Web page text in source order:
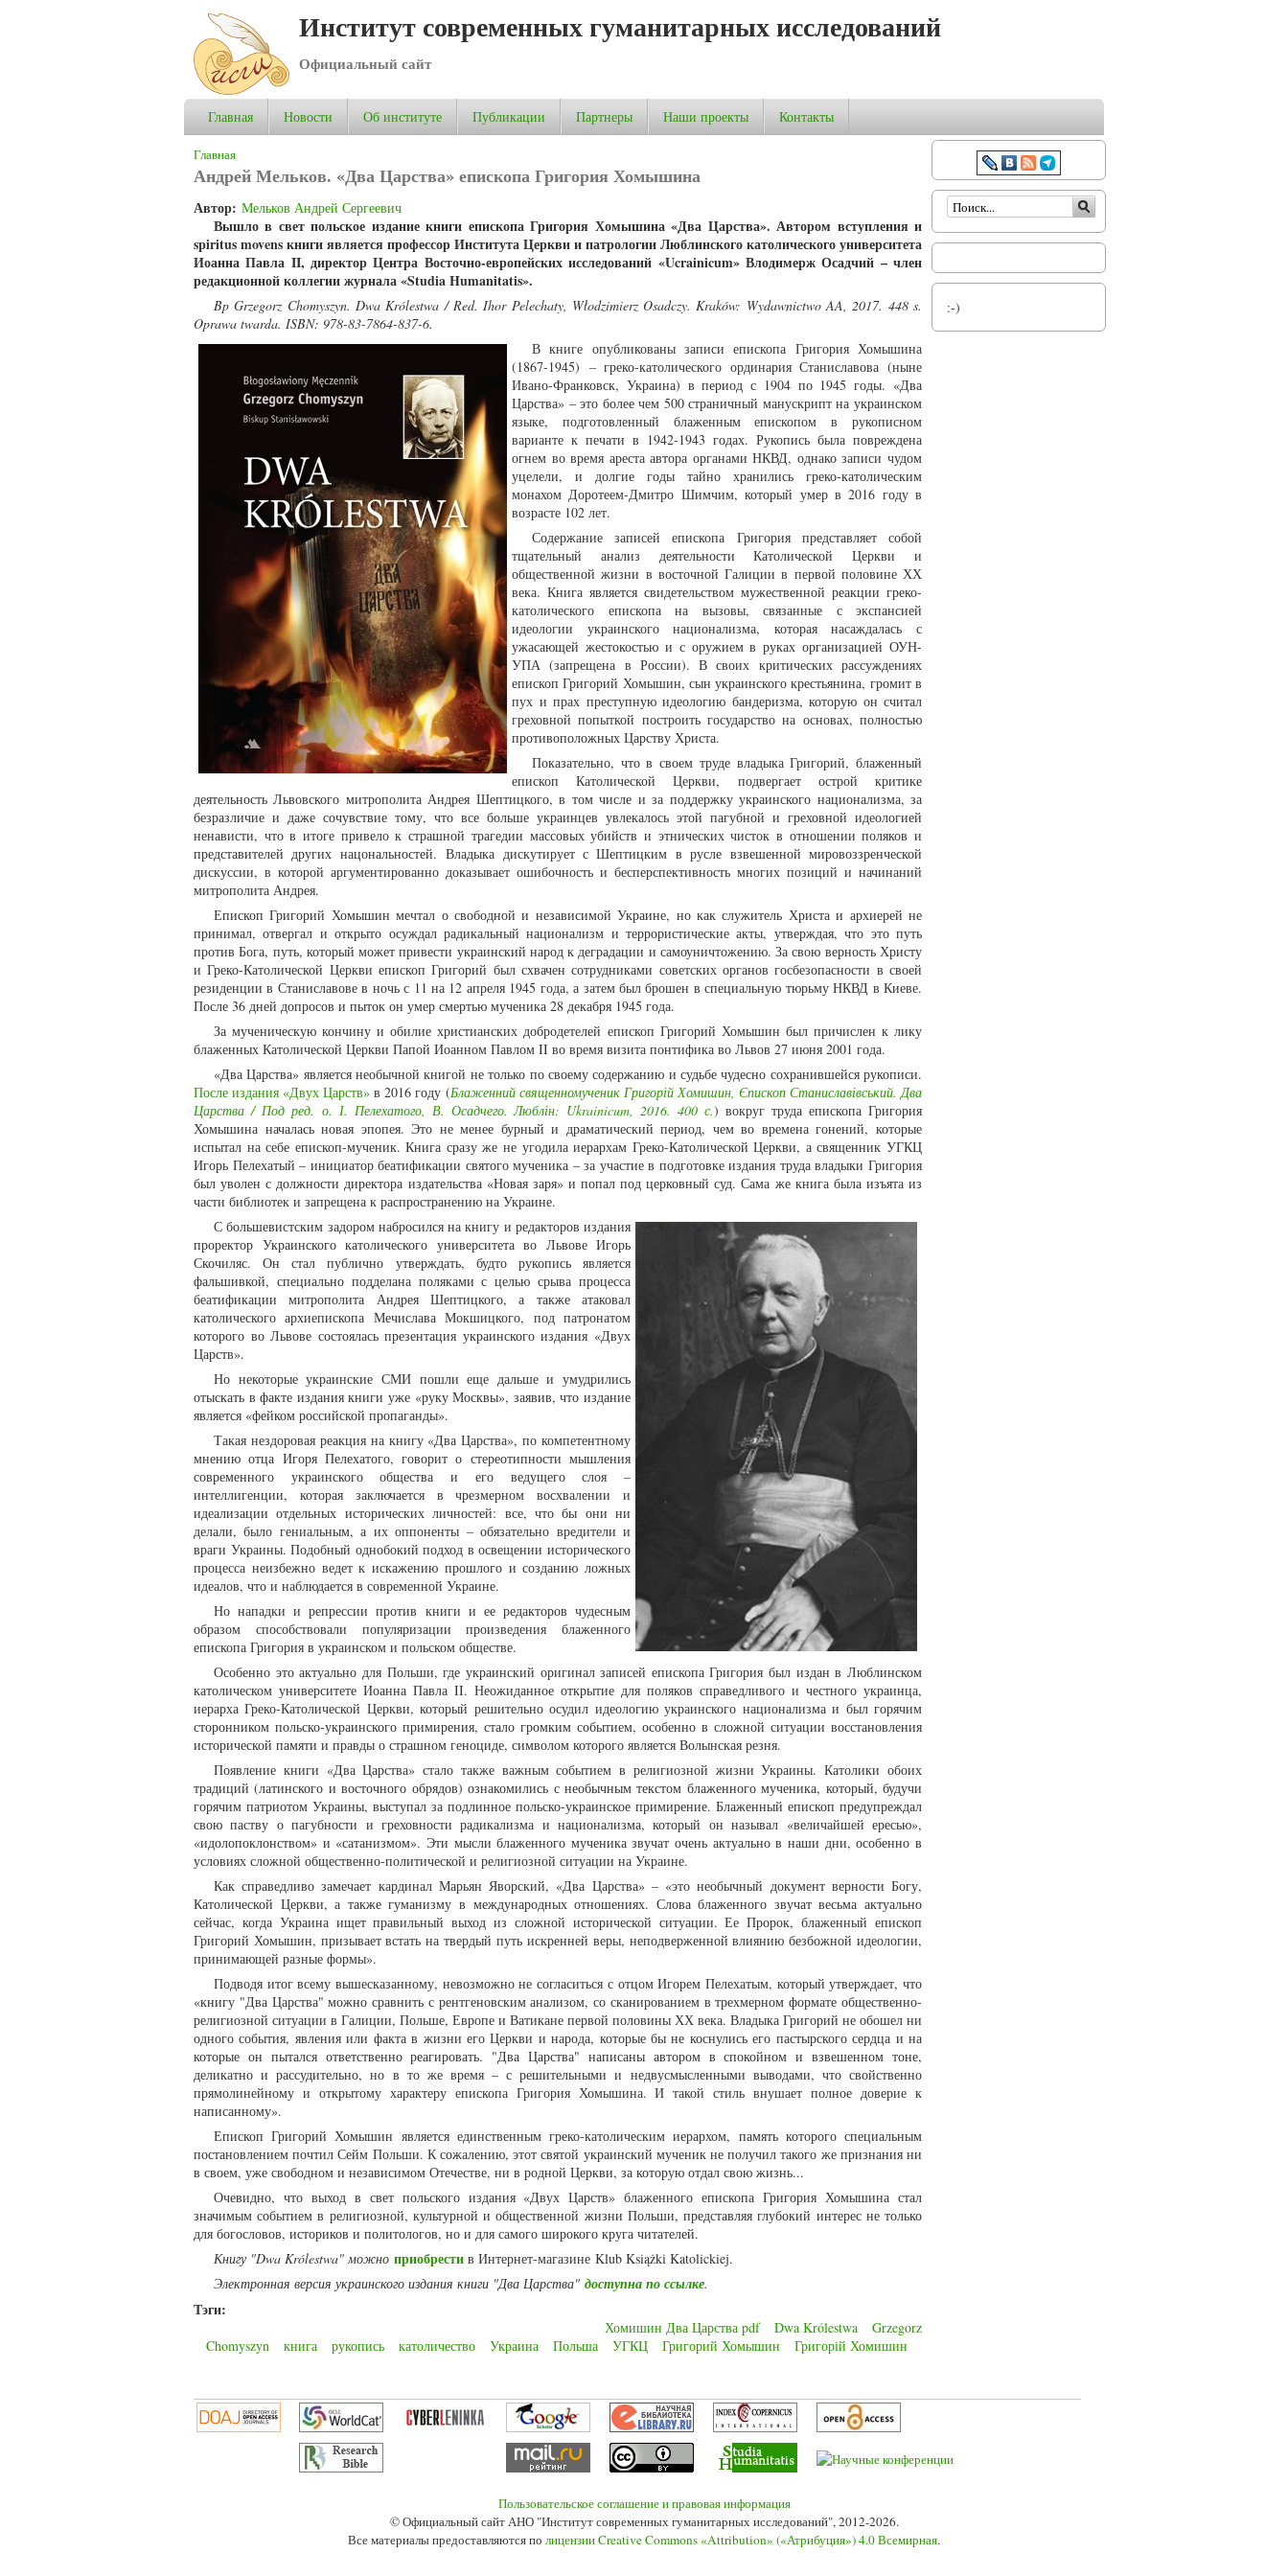
Институт современных гуманитарных исследований
Официальный сайт
Главная Новости Об институте Публикации Партнеры Наши проекты Контакты
Вы здесь
Главная
Андрей Мельков. «Два Царства» епископа Григория Хомышина
Автор: Мельков Андрей Сергеевич
Вышло в свет польское издание книги епископа Григория Хомышина «Два Царства». Автором вступления и
spiritus movens книги является профессор Института Церкви и патрологии Люблинского католического университета
Иоанна Павла II, директор Центра Восточно-европейских исследований «Ucrainicum» Влодимерж Осадчий – член
редакционной коллегии журнала «Studia Humanitatis».
Bp Grzegorz Chomyszyn. Dwa Królestwa / Red. Ihor Pelechaty, Włodzimierz Osadczy. Kraków: Wydawnictwo AA, 2017. 448 s.
Oprawa twarda. ISBN: 978-83-7864-837-6.
В книге опубликованы записи епископа Григория Хомышина
(1867-1945) – греко-католического ординария Станиславова (ныне
Ивано-Франковск, Украина) в период с 1904 по 1945 годы. «Два
Царства» – это более чем 500 страничный манускрипт на украинском
языке, подготовленный блаженным епископом в рукописном
варианте к печати в 1942-1943 годах. Рукопись была повреждена
огнем во время ареста автора органами НКВД, однако записи чудом
уцелели, и долгие годы тайно хранились греко-католическим
монахом Доротеем-Дмитро Шимчим, который умер в 2016 году в
возрасте 102 лет.
Содержание записей епископа Григория представляет собой
тщательный анализ деятельности Католической Церкви и
общественной жизни в восточной Галиции в первой половине ХХ
века. Книга является свидетельством мужественной реакции греко-
католического епископа на вызовы, связанные с экспансией
идеологии украинского национализма, которая насаждалась с
ужасающей жестокостью и с оружием в руках организацией ОУН-
УПА (запрещена в России). В своих критических рассуждениях
епископ Григорий Хомышин, сын украинского крестьянина, громит в
пух и прах преступную идеологию бандеризма, которую он считал
греховной попыткой построить государство на основах, полностью
противоположных Царству Христа.
Показательно, что в своем труде владыка Григорий, блаженный
епископ Католической Церкви, подвергает острой критике
деятельность Львовского митрополита Андрея Шептицкого, в том числе и за поддержку украинского национализма, за
безразличие и даже сочувствие тому, что все больше украинцев увлекалось этой пагубной и греховной идеологией
ненависти, что в итоге привело к страшной трагедии массовых убийств и этнических чисток в отношении поляков и
представителей других нацональностей. Владыка дискутирует с Шептицким в русле взвешенной мировоззренческой
дискуссии, в которой аргументированно доказывает ошибочность и бесперспективность многих позиций и начинаний
митрополита Андрея.
Епископ Григорий Хомышин мечтал о свободной и независимой Украине, но как служитель Христа и архиерей не
принимал, отвергал и открыто осуждал радикальный национализм и террористические акты, утверждая, что это путь
против Бога, путь, который может привести украинский народ к деградации и самоуничтожению. За свою верность Христу
и Греко-Католической Церкви епископ Григорий был схвачен сотрудниками советских органов госбезопасности в своей
резиденции в Станиславове в ночь с 11 на 12 апреля 1945 года, а затем был брошен в специальную тюрьму НКВД в Киеве.
После 36 дней допросов и пыток он умер смертью мученика 28 декабря 1945 года.
За мученическую кончину и обилие христианских добродетелей епископ Григорий Хомышин был причислен к лику
блаженных Католической Церкви Папой Иоанном Павлом II во время визита понтифика во Львов 27 июня 2001 года.
«Два Царства» является необычной книгой не только по своему содержанию и судьбе чудесно сохранившейся рукописи.
После издания «Двух Царств» в 2016 году (Блаженний священномученик Григорій Хомишин, Єпископ Станиславівський. Два
Царства / Под ред. о. І. Пелехатого, В. Осадчего. Люблін: Ukrainicum, 2016. 400 с.) вокруг труда епископа Григория
Хомышина началась новая эпопея. Это не менее бурный и драматический период, чем во времена гонений, которые
испытал на себе епископ-мученик. Книга сразу же не угодила иерархам Греко-Католической Церкви, а священник УГКЦ
Игорь Пелехатый – инициатор беатификации святого мученика – за участие в подготовке издания труда владыки Григория
был уволен с должности директора издательства «Новая заря» и попал под церковный суд. Сама же книга была изъята из
части библиотек и запрещена к распространению на Украине.
С большевистским задором набросился на книгу и редакторов издания
проректор Украинского католического университета во Львове Игорь
Скочиляс. Он стал публично утверждать, будто рукопись является
фальшивкой, специально подделана поляками с целью срыва процесса
беатификации митрополита Андрея Шептицкого, а также атаковал
католического архиепископа Мечислава Мокшицкого, под патронатом
которого во Львове состоялась презентация украинского издания «Двух
Царств».
Но некоторые украинские СМИ пошли еще дальше и умудрились
отыскать в факте издания книги уже «руку Москвы», заявив, что издание
является «фейком российской пропаганды».
Такая нездоровая реакция на книгу «Два Царства», по компетентному
мнению отца Игоря Пелехатого, говорит о стереотипности мышления
современного украинского общества и его ведущего слоя –
интеллигенции, которая заключается в чрезмерном восхвалении и
идеализации отдельных исторических личностей: все, что бы они ни
делали, было гениальным, а их оппоненты – обязательно вредители и
враги Украины. Подобный однобокий подход в освещении исторического
процесса неизбежно ведет к искажению прошлого и созданию ложных
идеалов, что и наблюдается в современной Украине.
Но нападки и репрессии против книги и ее редакторов чудесным
образом способствовали популяризации произведения блаженного
епископа Григория в украинском и польском обществе.
Особенно это актуально для Польши, где украинский оригинал записей епископа Григория был издан в Люблинском
католическом университете Иоанна Павла II. Неожиданное открытие для поляков справедливого и честного украинца,
иерарха Греко-Католической Церкви, который решительно осудил идеологию украинского национализма и был горячим
сторонником польско-украинского примирения, стало громким событием, особенно в сложной ситуации восстановления
исторической памяти и правды о страшном геноциде, символом которого является Волынская резня.
Появление книги «Два Царства» стало также важным событием в религиозной жизни Украины. Католики обоих
традиций (латинского и восточного обрядов) ознакомились с необычным текстом блаженного мученика, который, будучи
горячим патриотом Украины, выступал за подлинное польско-украинское примирение. Блаженный епископ предупреждал
свою паству о пагубности и греховности радикализма и национализма, который он называл «величайшей ересью»,
«идолопоклонством» и «сатанизмом». Эти мысли блаженного мученика звучат очень актуально в наши дни, особенно в
условиях сложной общественно-политической и религиозной ситуации на Украине.
Как справедливо замечает кардинал Марьян Яворский, «Два Царства» – «это необычный документ верности Богу,
Католической Церкви, а также гуманизму в международных отношениях. Слова блаженного звучат весьма актуально
сейчас, когда Украина ищет правильный выход из сложной исторической ситуации. Ее Пророк, блаженный епископ
Григорий Хомышин, призывает встать на твердый путь искренней веры, неподверженной влиянию безбожной идеологии,
принимающей разные формы».
Подводя итог всему вышесказанному, невозможно не согласиться с отцом Игорем Пелехатым, который утверждает, что
«книгу "Два Царства" можно сравнить с рентгеновским анализом, со сканированием в трехмерном формате общественно-
религиозной ситуации в Галиции, Польше, Европе и Ватикане первой половины ХХ века. Владыка Григорий не обошел ни
одного события, явления или факта в жизни его Церкви и народа, которые бы не коснулись его пастырского сердца и на
которые он пытался ответственно реагировать. "Два Царства" написаны автором в спокойном и взвешенном тоне,
деликатно и рассудительно, но в то же время – с решительными и недвусмысленными выводами, что свойственно
прямолинейному и открытому характеру епископа Григория Хомышина. И такой стиль внушает полное доверие к
написанному».
Епископ Григорий Хомышин является единственным греко-католическим иерархом, память которого специальным
постановлением почтил Сейм Польши. К сожалению, этот святой украинский мученик не получил такого же признания ни
в своем, уже свободном и независимом Отечестве, ни в родной Церкви, за которую отдал свою жизнь...
Очевидно, что выход в свет польского издания «Двух Царств» блаженного епископа Григория Хомышина стал
значимым событием в религиозной, культурной и общественной жизни Польши, представляя глубокий интерес не только
для богословов, историков и политологов, но и для самого широкого круга читателей.
Книгу "Dwa Królestwa" можно приобрести в Интернет-магазине Klub Książki Katolickiej.
Электронная версия украинского издания книги "Два Царства" доступна по ссылке.
Тэги:
Хомишин Два Царства pdf Dwa Królestwa
Grzegorz
Chomyszyn
книга рукопись католичество Украина Польша УГКЦ Григорий Хомышин Григорій Хомишин
Форма поиска
:-)
Пользовательское соглашение и правовая информация
© Официальный сайт АНО "Институт современных гуманитарных исследований", 2012-2026.
Все материалы предоставляются по лицензии Creative Commons «Attribution» («Атрибуция») 4.0 Всемирная.